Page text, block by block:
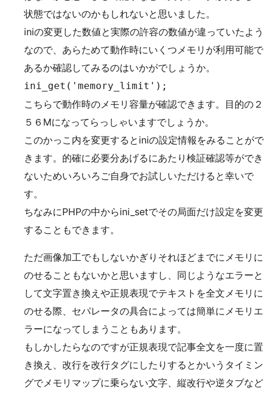
状態ではないのかもしれないと思いました。
iniの変更した数値と実際の許容の数値が違っていたよう
なので、あらためて動作時にいくつメモリが利用可能で
あるか確認してみるのはいかがでしょうか。
ini_get('memory_limit');
こちらで動作時のメモリ容量が確認できます。目的の２
５６Mになってらっしゃいますでしょうか。
このかっこ内を変更するとiniの設定情報をみることがで
きます。的確に必要分あげるにあたり検証確認等ができ
ないためいろいろご自身でお試しいただけると幸いで
す。
ちなみにPHPの中からini_setでその局面だけ設定を変更
することもできます。
ただ画像加工でもしないかぎりそれほどまでにメモリに
のせることもないかと思いますし、同じようなエラーと
して文字置き換えや正規表現でテキストを全文メモリに
のせる際、セパレータの具合によっては簡単にメモリエ
ラーになってしまうこともあります。
もしかしたらなのですが正規表現で記事全文を一度に置
き換え、改行を改行タグにしたりするとかいうタイミン
グでメモリマップに乗らない文字、縦改行や逆タブなど